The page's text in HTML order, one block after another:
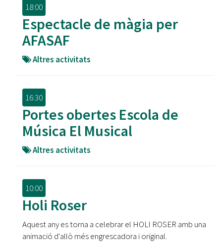
18:00
Espectacle de màgia per
AFASAF
Altres activitats
16:30
Portes obertes Escola de
Música El Musical
Altres activitats
10:00
Holi Roser
Aquest any es torna a celebrar el HOLI ROSER amb una
animació d'allò més engrescadora i original.